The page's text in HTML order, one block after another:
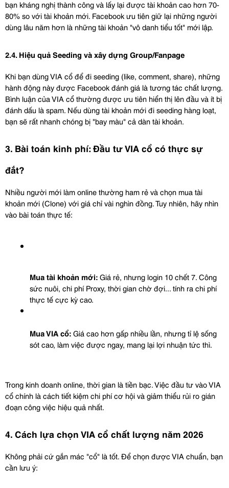
bạn kháng nghị thành công và lấy lại được tài khoản cao hơn 70-
80% so với tài khoản mới. Facebook ưu tiên giữ lại những người
dùng lâu năm hơn là những tài khoản "vô danh tiểu tốt" mới lập.
2.4. Hiệu quả Seeding và xây dựng Group/Fanpage
Khi bạn dùng VIA cổ để đi seeding (like, comment, share), những
hành động này được Facebook đánh giá là tương tác chất lượng.
Bình luận của VIA cổ thường được ưu tiên hiển thị lên đầu và ít bị
đánh dấu là spam. Nếu dùng tài khoản mới đi seeding hàng loạt,
bạn sẽ rất nhanh chóng bị "bay màu" cả dàn tài khoản.
3. Bài toán kinh phí: Đầu tư VIA cổ có thực sự
đắt?
Nhiều người mới làm online thường ham rẻ và chọn mua tài
khoản mới (Clone) với giá chỉ vài nghìn đồng. Tuy nhiên, hãy nhìn
vào bài toán thực tế:
Mua tài khoản mới: Giá rẻ, nhưng login 10 chết 7. Công
sức nuôi, chi phí Proxy, thời gian chờ đợi... tính ra chi phí
thực tế cực kỳ cao.
Mua VIA cổ: Giá cao hơn gấp nhiều lần, nhưng tỉ lệ sống
sót cao, làm việc được ngay, mang lại lợi nhuận tức thì.
Trong kinh doanh online, thời gian là tiền bạc. Việc đầu tư vào VIA
cổ chính là cách tiết kiệm chi phí cơ hội và giảm thiểu rủi ro gián
đoạn công việc hiệu quả nhất.
4. Cách lựa chọn VIA cổ chất lượng năm 2026
Không phải cứ gắn mác "cổ" là tốt. Để chọn được VIA chuẩn, bạn
cần lưu ý: